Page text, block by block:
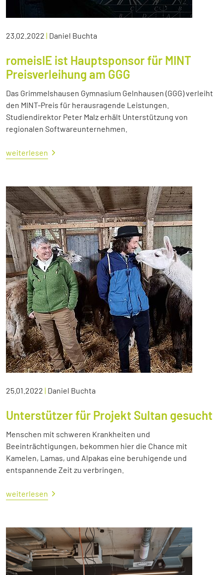
23.02.2022 | Daniel Buchta
romeisIE ist Hauptsponsor für MINT
Preisverleihung am GGG
Das Grimmelshausen Gymnasium Gelnhausen (GGG) verleiht
den MINT-Preis für herausragende Leistungen.
Studiendirektor Peter Malz erhält Unterstützung von
regionalen Softwareunternehmen.
weiterlesen
25.01.2022 | Daniel Buchta
Unterstützer für Projekt Sultan gesucht
Menschen mit schweren Krankheiten und
Beeinträchtigungen, bekommen hier die Chance mit
Kamelen, Lamas, und Alpakas eine beruhigende und
entspannende Zeit zu verbringen.
weiterlesen